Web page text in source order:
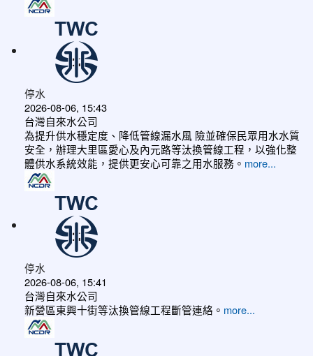
停水
2026-08-06, 15:43
台灣自來水公司
為提升供水穩定度、降低管線漏水風 險並確保民眾用水水質
安全，辦理大里區愛心及內元路等汰換管線工程，以強化整
體供水系統效能，提供更安心可靠之用水服務。 more...
停水
2026-08-06, 15:41
台灣自來水公司
新營區東興十街等汰換管線工程斷管連絡。 more...